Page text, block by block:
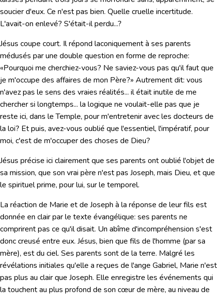
soucier d'eux. Ce n'est pas bien. Quelle cruelle incertitude.
L'avait-on enlevé? S'était-il perdu...?
Jésus coupe court. Il répond laconiquement à ses parents
médusés par une double question en forme de reproche:
«Pourquoi me cherchiez-vous? Ne saviez-vous pas qu'il faut que
je m'occupe des affaires de mon Père?» Autrement dit: vous
n'avez pas le sens des vraies réalités... il était inutile de me
chercher si longtemps... la logique ne voulait-elle pas que je
reste ici, dans le Temple, pour m'entretenir avec les docteurs de
la loi? Et puis, avez-vous oublié que l'essentiel, l'impératif, pour
moi, c'est de m'occuper des choses de Dieu?
Jésus précise ici clairement que ses parents ont oublié l'objet de
sa mission, que son vrai père n'est pas Joseph, mais Dieu, et que
le spirituel prime, pour lui, sur le temporel.
La réaction de Marie et de Joseph à la réponse de leur fils est
donnée en clair par le texte évangélique: ses parents ne
comprirent pas ce qu'il disait. Un abîme d'incompréhension s'est
donc creusé entre eux. Jésus, bien que fils de l'homme (par sa
mère), est du ciel. Ses parents sont de la terre. Malgré les
révélations initiales qu'elle a reçues de l'ange Gabriel, Marie n'est
pas plus au clair que Joseph. Elle enregistre les événements qui
la touchent au plus profond de son cœur de mère, au niveau de